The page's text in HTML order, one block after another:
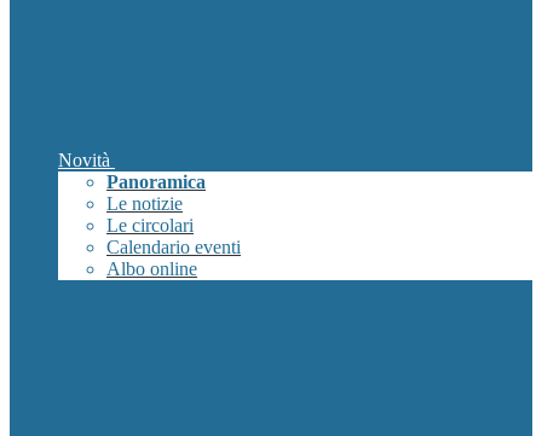
Novità
Panoramica
Le notizie
Le circolari
Calendario eventi
Albo online